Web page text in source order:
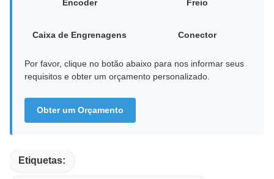
Encoder Freio
Caixa de Engrenagens Conector
Por favor, clique no botão abaixo para nos informar seus
requisitos e obter um orçamento personalizado.
Obter um Orçamento
Etiquetas: